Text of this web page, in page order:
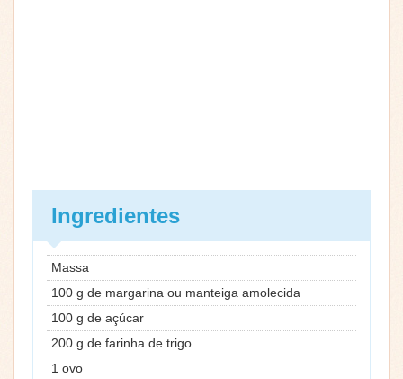
Ingredientes
Massa
100 g de margarina ou manteiga amolecida
100 g de açúcar
200 g de farinha de trigo
1 ovo